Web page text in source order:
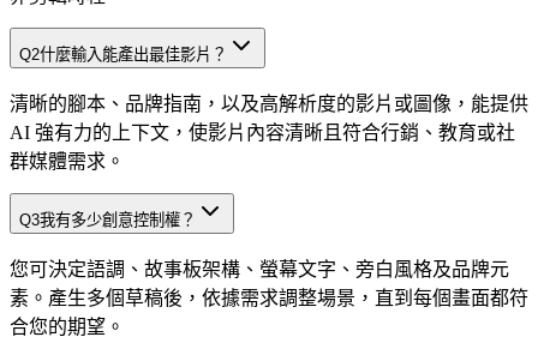
Q2什麼輸入能產出最佳影片？
清晰的腳本、品牌指南，以及高解析度的影片或圖像，能提供
AI 強有力的上下文，使影片內容清晰且符合行銷、教育或社
群媒體需求。
Q3我有多少創意控制權？
您可決定語調、故事板架構、螢幕文字、旁白風格及品牌元
素。產生多個草稿後，依據需求調整場景，直到每個畫面都符
合您的期望。